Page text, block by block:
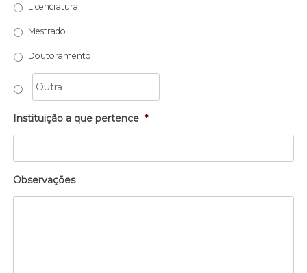
Licenciatura
Mestrado
Doutoramento
Instituição a que pertence *
Observações